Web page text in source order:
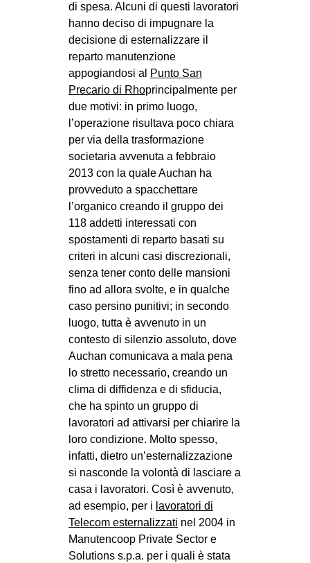
di spesa. Alcuni di questi lavoratori
hanno deciso di impugnare la
decisione di esternalizzare il
reparto manutenzione
appogiandosi al
Punto San
Precario di Rhoprincipalmente per
due motivi: in primo luogo,
l’operazione risultava poco chiara
per via della trasformazione
societaria avvenuta a febbraio
2013 con la quale Auchan ha
provveduto a spacchettare
l’organico creando il gruppo dei
118 addetti interessati con
spostamenti di reparto basati su
criteri in alcuni casi discrezionali,
senza tener conto delle mansioni
fino ad allora svolte, e in qualche
caso persino punitivi; in secondo
luogo, tutta è avvenuto in un
contesto di silenzio assoluto, dove
Auchan comunicava a mala pena
lo stretto necessario, creando un
clima di diffidenza e di sfiducia,
che ha spinto un gruppo di
lavoratori ad attivarsi per chiarire la
loro condizione. Molto spesso,
infatti, dietro un’esternalizzazione
si nasconde la volontà di lasciare a
casa i lavoratori. Così è avvenuto,
ad esempio, per i lavoratori di
Telecom esternalizzati nel 2004 in
Manutencoop Private Sector e
Solutions s.p.a. per i quali è stata